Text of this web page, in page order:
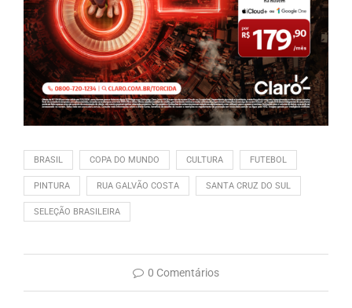
BRASIL COPA DO MUNDO CULTURA FUTEBOL
PINTURA RUA GALVÃO COSTA SANTA CRUZ DO SUL
SELEÇÃO BRASILEIRA
0 Comentários